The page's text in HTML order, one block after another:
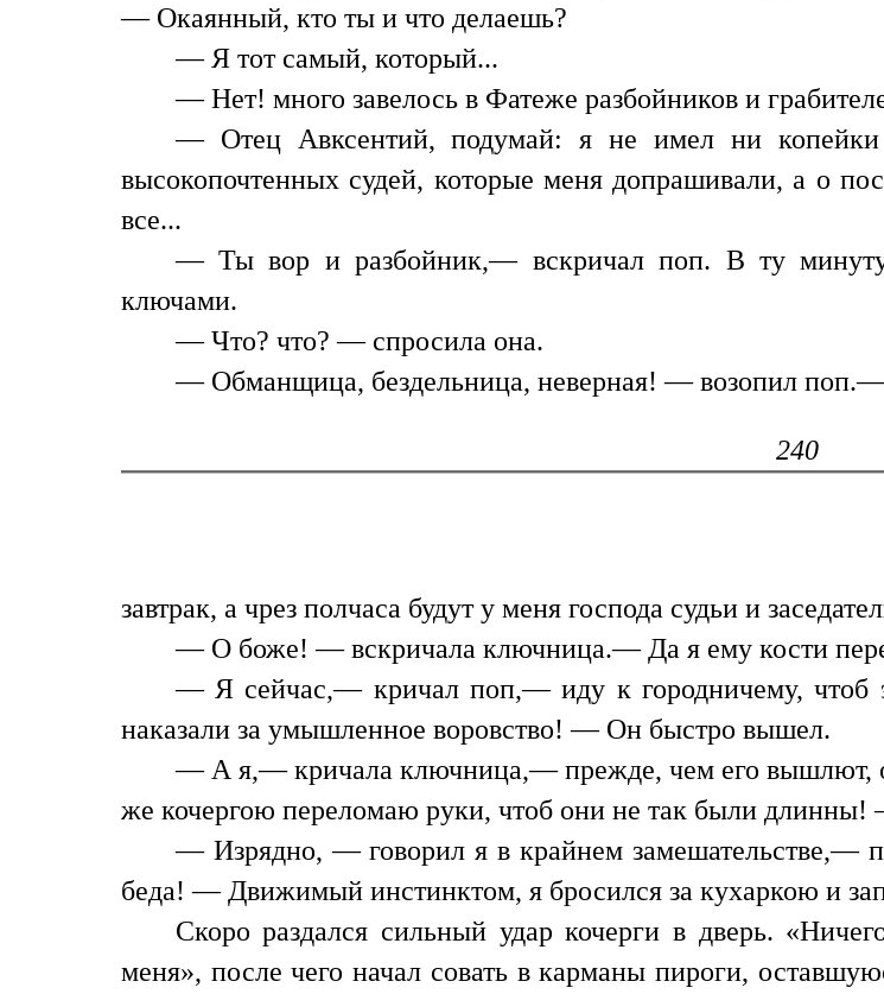
— Окаянный, кто ты и что делаешь?
— Я тот самый, который...
— Нет! много завелось в Фатеже разбойников и
— Отец Авксентий, подумай: я не имел ни
высокопочтенных судей, которые меня допрашивали, а о
все...
— Ты вор и разбойник,— вскричал поп. В ту минуту
ключами.
— Что? что? — спросила она.
— Обманщица, бездельница, неверная! — возопил поп.—
240
завтрак, а чрез полчаса будут у меня господа судьи и
— О боже! — вскричала ключница.— Да я ему кости
— Я сейчас,— кричал поп,— иду к городничему, чтоб
наказали за умышленное воровство! — Он быстро вышел.
— А я,— кричала ключница,— прежде, чем его вышлют,
же кочергою переломаю руки, чтоб они не так были
— Изрядно, — говорил я в крайнем замешательстве,—
беда! — Движимый инстинктом, я бросился за кухаркою и
Скоро раздался сильный удар кочерги в дверь.
меня», после чего начал совать в карманы пироги,